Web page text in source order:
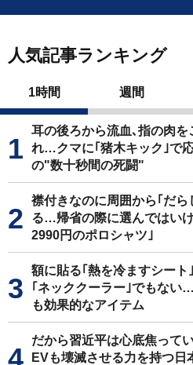
人気記事ランキング
1時間 週間
耳の後ろから流血､指の肉を
れ…クマに｢猪木キック｣で
の"数十秒間の死闘"
襟付きなのに周囲から｢だら
る…帰省の際に選んではい
2990円のポロシャツ｣
額に貼る｢熱を冷ますシート
｢ネッククーラー｣でもない
も効果的なアイテム
だから習近平は心底焦って
EVも壊滅させる力を持つ日